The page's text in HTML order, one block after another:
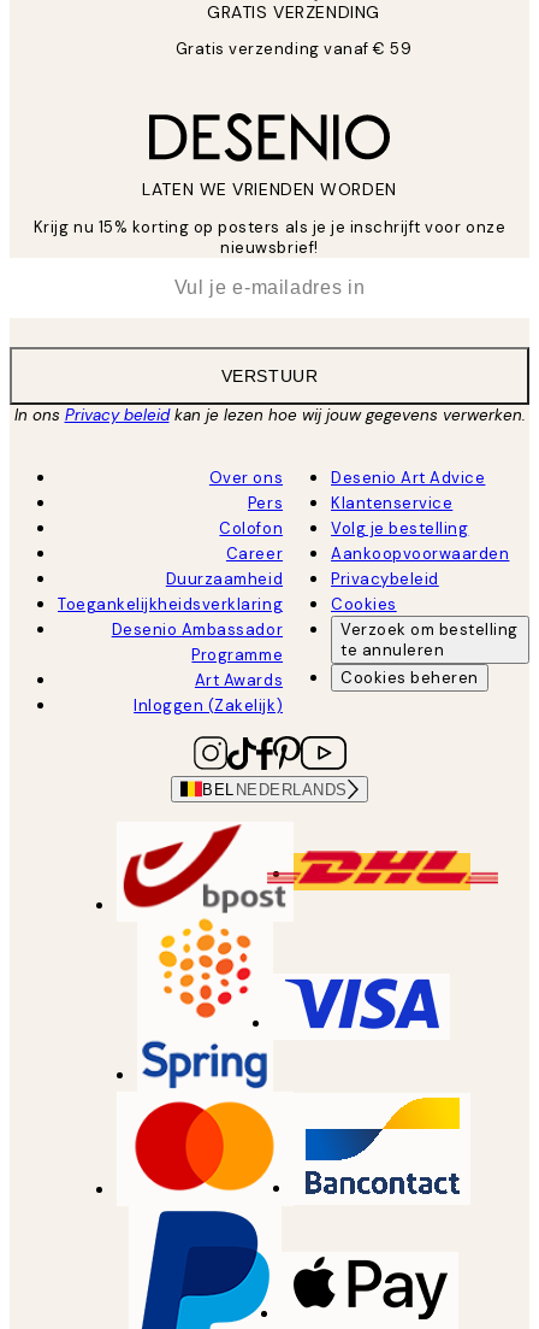
GRATIS VERZENDING
Gratis verzending vanaf € 59
LATEN WE VRIENDEN WORDEN
Krijg nu 15% korting op posters als je je inschrijft voor onze
nieuwsbrief!
VERSTUUR
In ons Privacy beleidkan je lezen hoe wij jouw gegevens verwerken.
Over ons
Pers
Colofon
Career
Duurzaamheid
Toegankelijkheidsverklaring
Desenio Ambassador
Programme
Art Awards
Inloggen (Zakelijk)
Desenio Art Advice
Klantenservice
Volg je bestelling
Aankoopvoorwaarden
Privacybeleid
Cookies
Verzoek om bestelling
te annuleren
Cookies beheren
BEL NEDERLANDS